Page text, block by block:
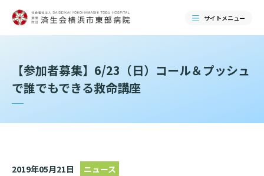
サイトメニュー
【参加者募集】6/23（日）コール＆プッシュ
で誰でもできる救命講座
2019年05月21日 ニュース